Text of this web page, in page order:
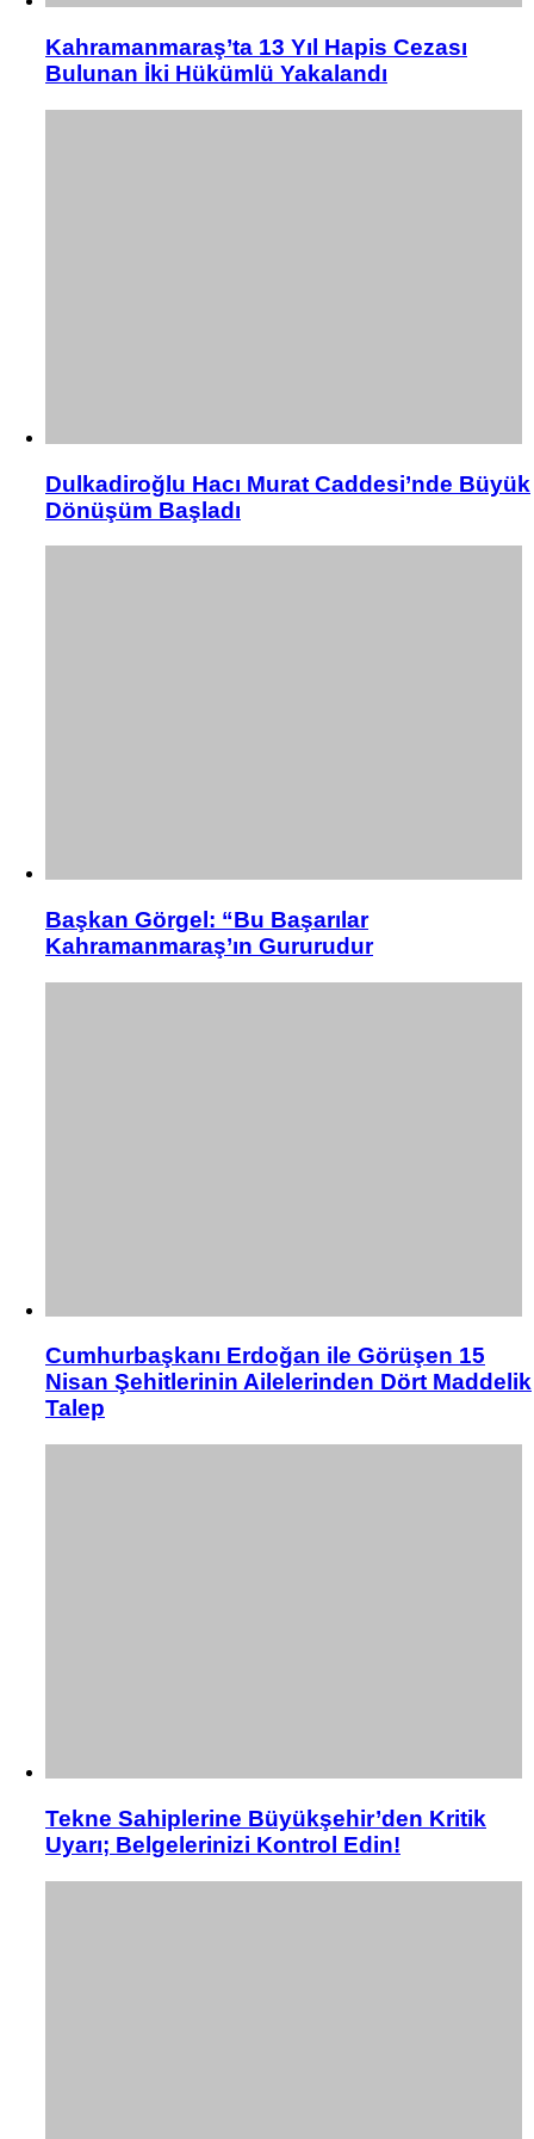
Kahramanmaraş’ta 13 Yıl Hapis Cezası
Bulunan İki Hükümlü Yakalandı
Dulkadiroğlu Hacı Murat Caddesi’nde Büyük
Dönüşüm Başladı
Başkan Görgel: “Bu Başarılar
Kahramanmaraş’ın Gururudur
Cumhurbaşkanı Erdoğan ile Görüşen 15
Nisan Şehitlerinin Ailelerinden Dört Maddelik
Talep
Tekne Sahiplerine Büyükşehir’den Kritik
Uyarı; Belgelerinizi Kontrol Edin!